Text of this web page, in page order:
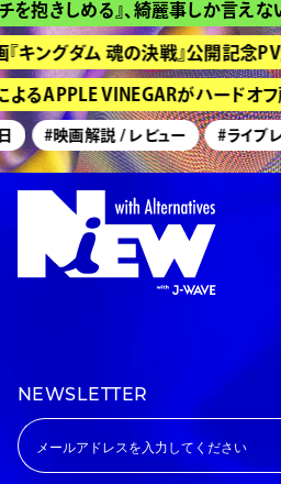
抱きしめる』、綺麗事しか言えな
ングダム 魂の決戦』公開記念PV
るAPPLE VINEGARがハードオ
#映画解説 / レビュー #ライブレ
NEWSLETTER